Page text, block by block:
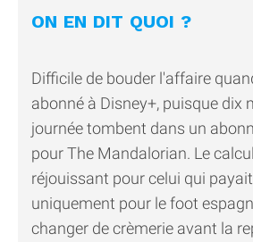
ON EN DIT QUOI ?
Difficile de bouder l'affaire
abonné à Disney+, puisque dix
journée tombent dans un
pour The Mandalorian. Le
réjouissant pour celui qui
uniquement pour le foot
changer de crèmerie avant la